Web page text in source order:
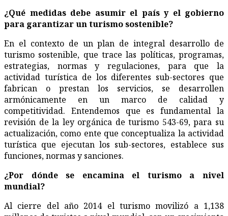
¿Qué medidas debe asumir el país y el gobierno
para garantizar un turismo sostenible?
En el contexto de un plan de integral desarrollo de
turismo sostenible, que trace las políticas, programas,
estrategias, normas y regulaciones, para que la
actividad turística de los diferentes sub-sectores que
fabrican o prestan los servicios, se desarrollen
armónicamente en un marco de calidad y
competitividad. Entendemos que es fundamental la
revisión de la ley orgánica de turismo 543-69, para su
actualización, como ente que conceptualiza la actividad
turística que ejecutan los sub-sectores, establece sus
funciones, normas y sanciones.
¿Por dónde se encamina el turismo a nivel
mundial?
Al cierre del año 2014 el turismo movilizó a 1,138